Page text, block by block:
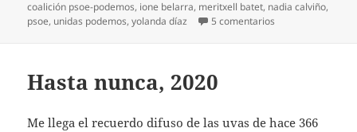
el
coalición psoe-podemos, ione belarra, meritxell batet, nadia calviño,
psoe, unidas podemos,yolanda díaz 5 comentarios
Hasta nunca, 2020
Me llega el recuerdo difuso de las uvas de hace 366